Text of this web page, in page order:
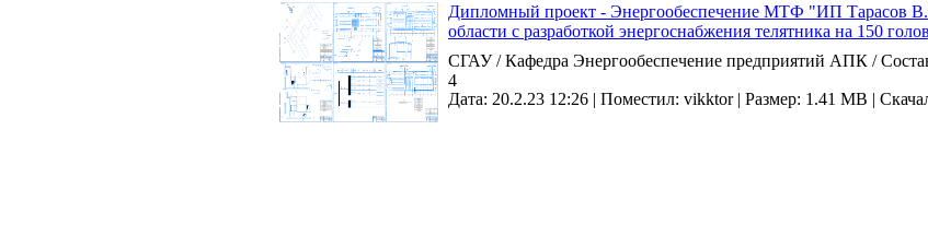
Дипломный проект - Энергообеспечение МТФ "ИП Тарасов
области с разработкой энергоснабжения телятника на 150 голов
СГАУ / Кафедра Энергообеспечение предприятий АПК /
4
Дата: 20.2.23 12:26 | Поместил: vikktor | Размер: 1.41 MB |